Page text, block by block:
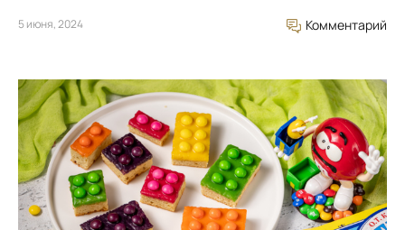
5 июня, 2024 Комментарий